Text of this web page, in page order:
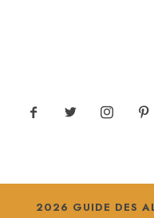
2026 GUIDE DES